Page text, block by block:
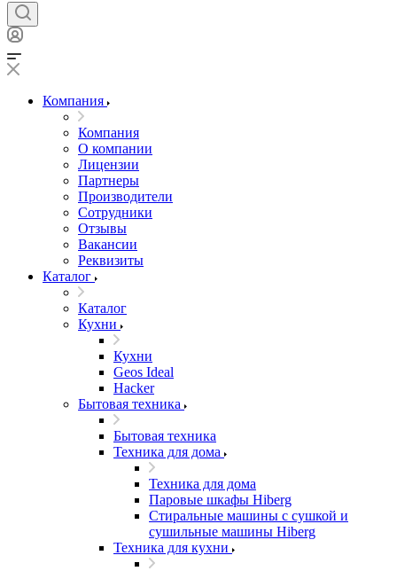
Компания
Компания
О компании
Лицензии
Партнеры
Производители
Сотрудники
Отзывы
Вакансии
Реквизиты
Каталог
Каталог
Кухни
Кухни
Geos Ideal
Hacker
Бытовая техника
Бытовая техника
Техника для дома
Техника для дома
Паровые шкафы Hiberg
Стиральные машины с сушкой и
сушильные машины Hiberg
Техника для кухни